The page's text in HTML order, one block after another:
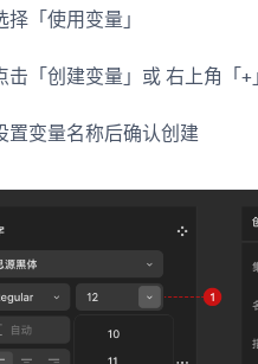
择「使用变量」
击「创建变量」或 右上角「
置变量名称后确认创建